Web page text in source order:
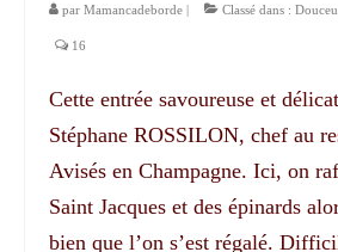
par Mamancadeborde | Classé dans :
16
Cette entrée savoureuse et
Stéphane ROSSILON, chef au
Avisés en Champagne. Ici, on
Saint Jacques et des épinards
bien que l’on s’est régalé.